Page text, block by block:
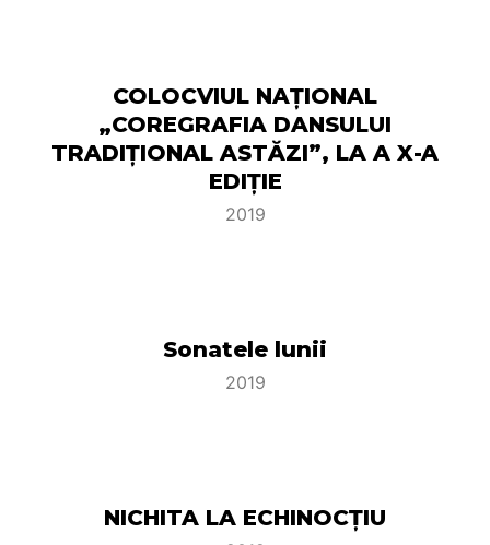
COLOCVIUL NAȚIONAL
„COREGRAFIA DANSULUI
TRADIȚIONAL ASTĂZI”, LA A X-A
EDIȚIE
2019
Sonatele lunii
2019
NICHITA LA ECHINOCŢIU